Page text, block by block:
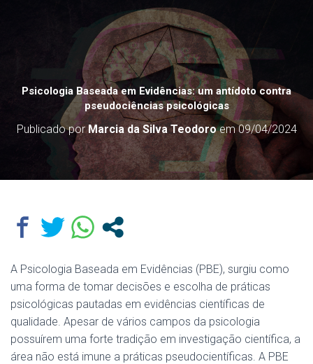
Psicologia Baseada em Evidências: um antídoto contra
pseudociências psicológicas
Publicado porMarcia da Silva Teodoroem09/04/2024
A Psicologia Baseada em Evidências (PBE), surgiu como
uma forma de tomar decisões e escolha de práticas
psicológicas pautadas em evidências científicas de
qualidade. Apesar de vários campos da psicologia
possuírem uma forte tradição em investigação científica, a
área não está imune a práticas pseudocientíficas. A PBE